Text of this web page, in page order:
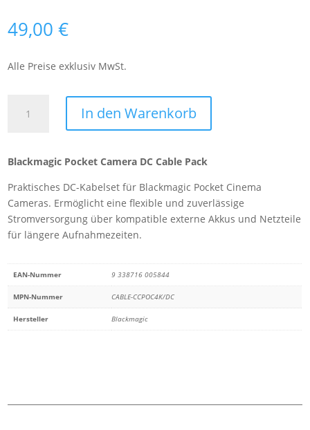
49,00€
Alle Preise exklusiv MwSt.
Pocket
Cable
Pack
Menge
In den Warenkorb
Blackmagic Pocket Camera DC Cable Pack
Praktisches DC-Kabelset für Blackmagic Pocket Cinema
Cameras. Ermöglicht eine flexible und zuverlässige
Stromversorgung über kompatible externe Akkus und Netzteile
für längere Aufnahmezeiten.
EAN-Nummer 9 338716 005844
MPN-Nummer CABLE-CCPOC4K/DC
Hersteller Blackmagic